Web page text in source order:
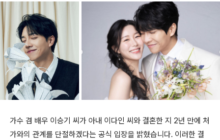
가수 겸 배우 이승기 씨가 아내 이다인 씨와 결혼한 지 2년 만에 처
가와의 관계를 단절하겠다는 공식 입장을 밝혔습니다. 이러한 결